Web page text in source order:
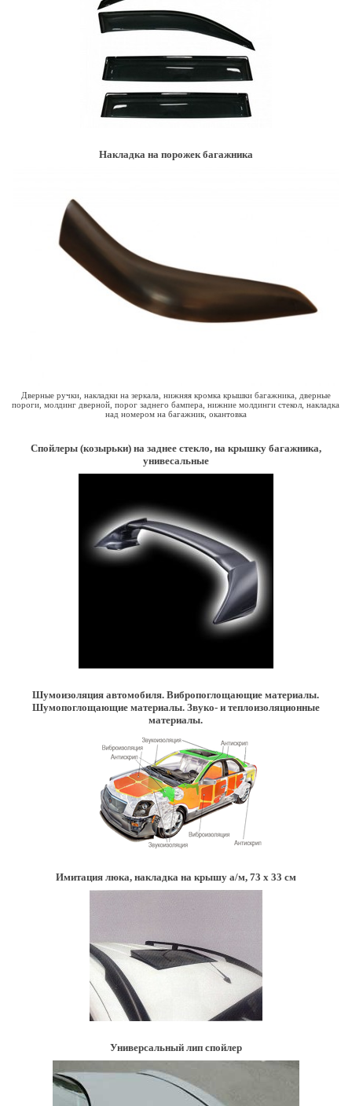
Накладка на порожек багажника
Дверные ручки, накладки на зеркала, нижняя кромка крышки багажника, дверные
пороги, молдинг дверной, порог заднего бампера, нижние молдинги стекол, накладка
над номером на багажник, окантовка
Спойлеры (козырьки) на заднее стекло, на крышку багажника,
унивесальные
Шумоизоляция автомобиля. Вибропоглощающие материалы.
Шумопоглощающие материалы. Звуко- и теплоизоляционные
материалы.
Имитация люка, накладка на крышу а/м, 73 х 33 см
Универсальный лип спойлер